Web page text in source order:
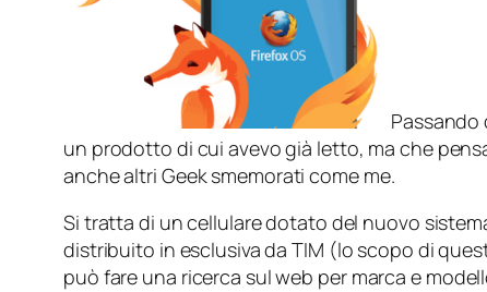
un prodotto di cui avevo già letto, ma che
anche altri Geek smemorati come me.
Si tratta di un cellulare dotato del nuovo
distribuito in esclusiva da TIM (lo scopo di
può fare una ricerca sul web per marca e